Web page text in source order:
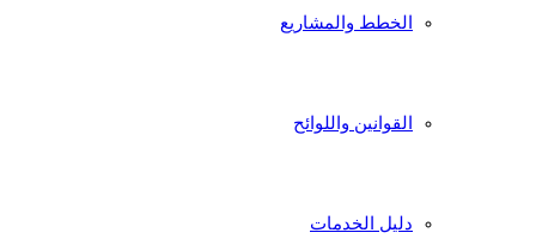
الخطط والمشاريع
القوانين واللوائح
دليل الخدمات